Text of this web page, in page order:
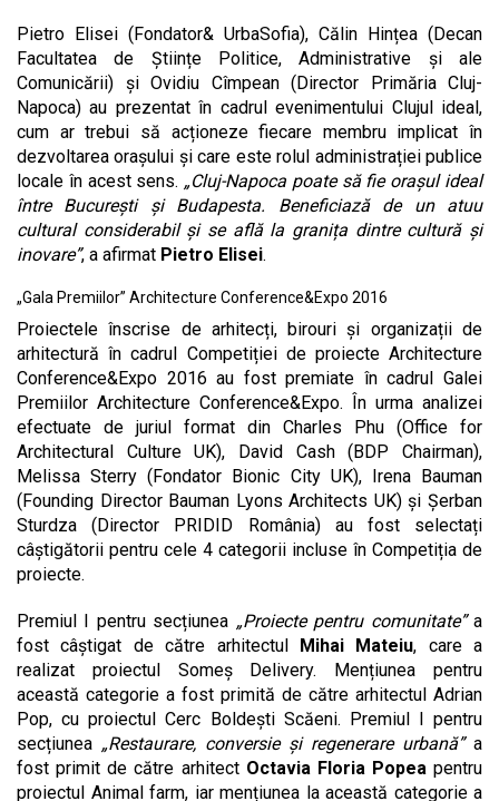
Pietro Elisei (Fondator& UrbaSofia), Călin Hințea (Decan
Facultatea de Științe Politice, Administrative și ale
Comunicării) și Ovidiu Cîmpean (Director Primăria Cluj-
Napoca) au prezentat în cadrul evenimentului Clujul ideal,
cum ar trebui să acționeze fiecare membru implicat în
dezvoltarea orașului și care este rolul administrației publice
locale în acest sens. „Cluj-Napoca poate să fie orașul ideal
între București și Budapesta. Beneficiază de un atuu
cultural considerabil și se află la granița dintre cultură și
inovare”, a afirmat Pietro Elisei.
„Gala Premiilor” Architecture Conference&Expo 2016
Proiectele înscrise de arhitecți, birouri și organizații de
arhitectură în cadrul Competiției de proiecte Architecture
Conference&Expo 2016 au fost premiate în cadrul Galei
Premiilor Architecture Conference&Expo. În urma analizei
efectuate de juriul format din Charles Phu (Office for
Architectural Culture UK), David Cash (BDP Chairman),
Melissa Sterry (Fondator Bionic City UK), Irena Bauman
(Founding Director Bauman Lyons Architects UK) și Șerban
Sturdza (Director PRIDID România) au fost selectați
câștigătorii pentru cele 4 categorii incluse în Competiția de
proiecte.
Premiul I pentru secțiunea „Proiecte pentru comunitate”a
fost câștigat de către arhitectulMihai Mateiu, care a
realizat proiectul Someș Delivery. Mențiunea pentru
această categorie a fost primită de către arhitectul Adrian
Pop, cu proiectul Cerc Boldești Scăeni. Premiul I pentru
secțiunea „Restaurare, conversie și regenerare urbană”a
fost primit de către arhitect Octavia Floria Popeapentru
proiectul Animal farm, iar mențiunea la această categorie a